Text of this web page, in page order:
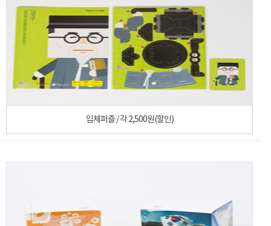
입체퍼즐 / 각 2,500원(할인)